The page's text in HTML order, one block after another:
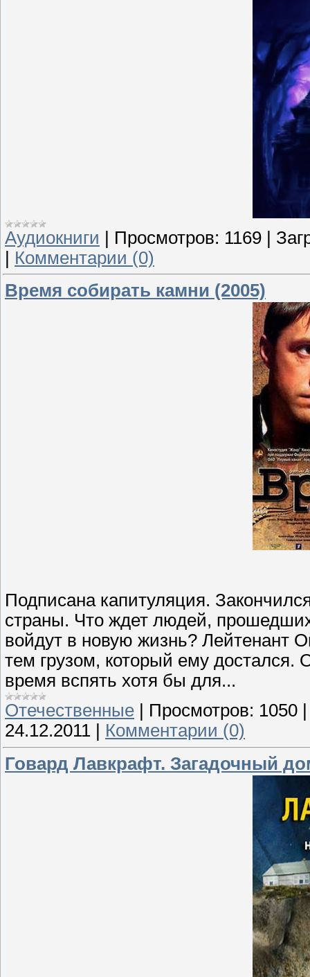
Аудиокниги | Просмотров: 1169 |
| Комментарии (0)
Время собирать камни (2005)
Подписана капитуляция.
страны. Что ждет людей,
войдут в новую жизнь? Лейтенант
тем грузом, который ему достался.
время вспять хотя бы для...
Отечественные
Просмотров: 1050
24.12.2011
Комментарии (0)
Говард Лавкрафт. Загадочный